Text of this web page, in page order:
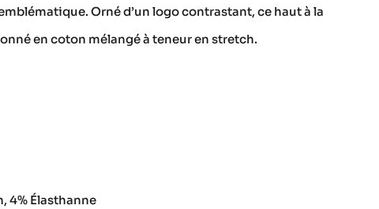
Orné d’un logo contrastant, ce haut à la
en coton mélangé à teneur en stretch.
4% Élasthanne